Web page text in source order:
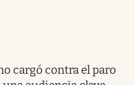
cargó contra el paro